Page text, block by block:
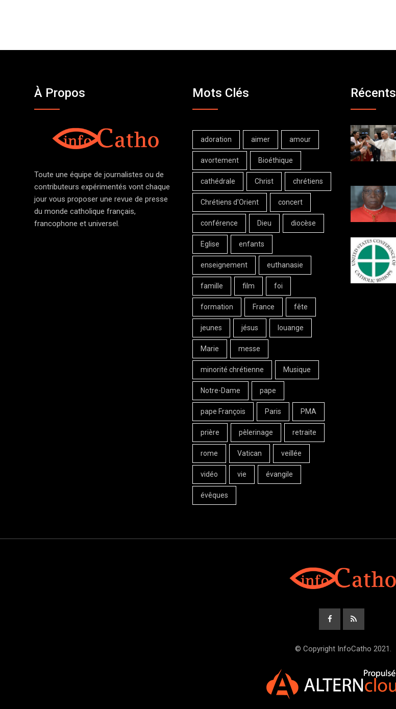
À Propos
Toute une équipe de journalistes ou de
contributeurs expérimentés vont chaque
jour vous proposer une revue de presse
du monde catholique français,
francophone et universel.
Mots Clés
adoration aimer amour
avortement Bioéthique
cathédrale Christ chrétiens
Chrétiens d'Orient concert
conférence Dieu diocèse
Eglise enfants
enseignement euthanasie
famille film foi
formation France fête
jeunes jésus louange
Marie messe
minorité chrétienne Musique
Notre-Dame pape
pape François Paris PMA
prière pèlerinage retraite
rome Vatican veillée
vidéo vie évangile
évêques
Récents
© Copyright InfoCatho 2021.